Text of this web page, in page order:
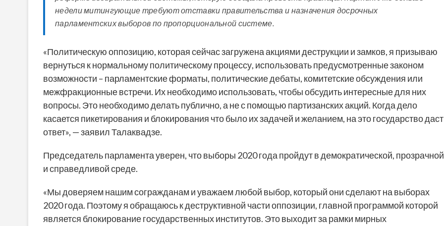
недели митингующие требуют отставки правительства и назначения досрочных
парламентских выборов по пропорциональной системе.
«Политическую оппозицию, которая сейчас загружена акциями деструкции и замков, я призываю
вернуться к нормальному политическому процессу, использовать предусмотренные законом
возможности – парламентские форматы, политические дебаты, комитетские обсуждения или
межфракционные встречи. Их необходимо использовать, чтобы обсудить интересные для них
вопросы. Это необходимо делать публично, а не с помощью партизанских акций. Когда дело
касается пикетирования и блокирования что было их задачей и желанием, на это государство даст
ответ», — заявил Талаквадзе.
Председатель парламента уверен, что выборы 2020 года пройдут в демократической, прозрачной
и справедливой среде.
«Мы доверяем нашим согражданам и уважаем любой выбор, который они сделают на выборах
2020 года. Поэтому я обращаюсь к деструктивной части оппозиции, главной программой которой
является блокирование государственных институтов. Это выходит за рамки мирных